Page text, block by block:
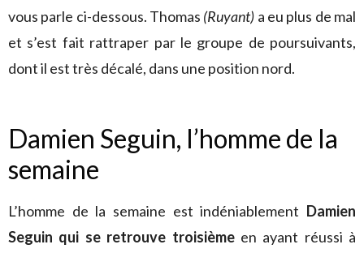
vous parle ci-dessous. Thomas (Ruyant) a eu plus de mal
et s’est fait rattraper par le groupe de poursuivants,
dont il est très décalé, dans une position nord.
Damien Seguin, l’homme de la
semaine
L’homme de la semaine est indéniablement Damien
Seguin qui se retrouve troisièmeen ayant réussi à